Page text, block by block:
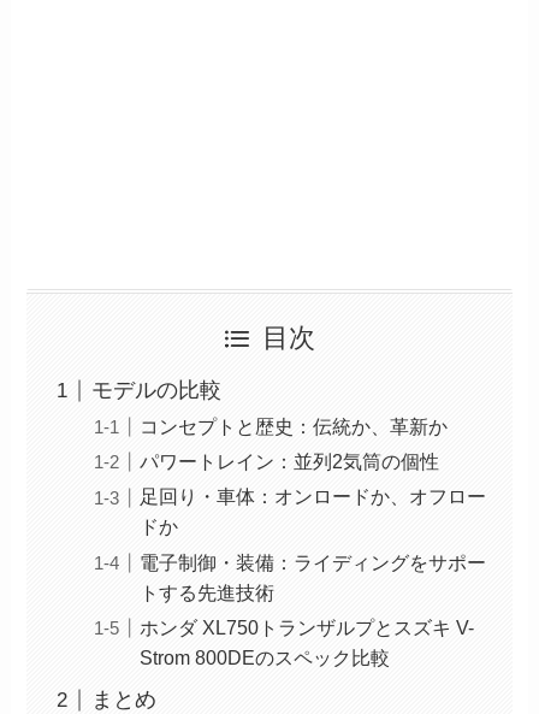
目次
モデルの比較
コンセプトと歴史：伝統か、革新か
パワートレイン：並列2気筒の個性
足回り・車体：オンロードか、オフロー
ドか
電子制御・装備：ライディングをサポー
トする先進技術
ホンダ XL750トランザルプとスズキ V-
Strom 800DEのスペック比較
まとめ